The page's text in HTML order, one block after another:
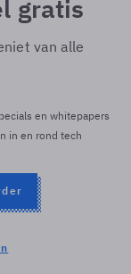
gratis
van alle
en whitepapers
in en rond tech